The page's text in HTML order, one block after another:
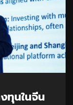
ทุนในจีน